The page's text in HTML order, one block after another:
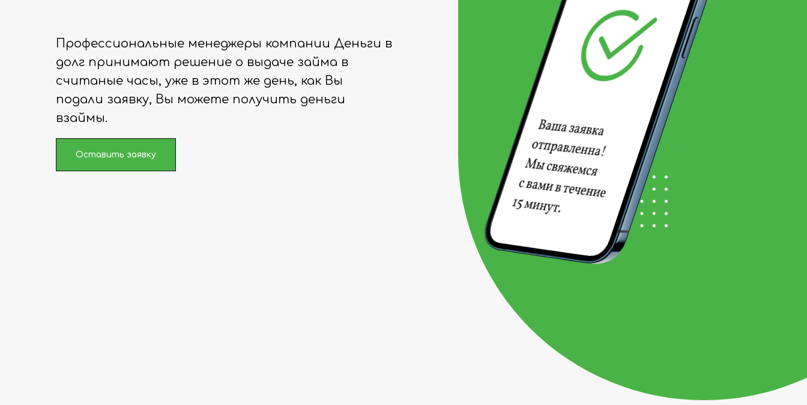
Профессиональные менеджеры компании Деньги в
долг принимают решение о выдаче займа в
считаные часы, уже в этот же день, как Вы
подали заявку, Вы можете получить деньги
взаймы.
Оставить заявку